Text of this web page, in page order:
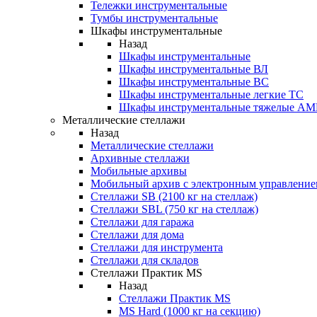
Тележки инструментальные
Тумбы инструментальные
Шкафы инструментальные
Назад
Шкафы инструментальные
Шкафы инструментальные ВЛ
Шкафы инструментальные ВС
Шкафы инструментальные легкие ТС
Шкафы инструментальные тяжелые
Металлические стеллажи
Назад
Металлические стеллажи
Архивные стеллажи
Мобильные архивы
Мобильный архив с электронным
Стеллажи SB (2100 кг на стеллаж)
Стеллажи SBL (750 кг на стеллаж)
Стеллажи для гаража
Стеллажи для дома
Стеллажи для инструмента
Стеллажи для складов
Стеллажи Практик MS
Назад
Стеллажи Практик MS
MS Hard (1000 кг на секцию)